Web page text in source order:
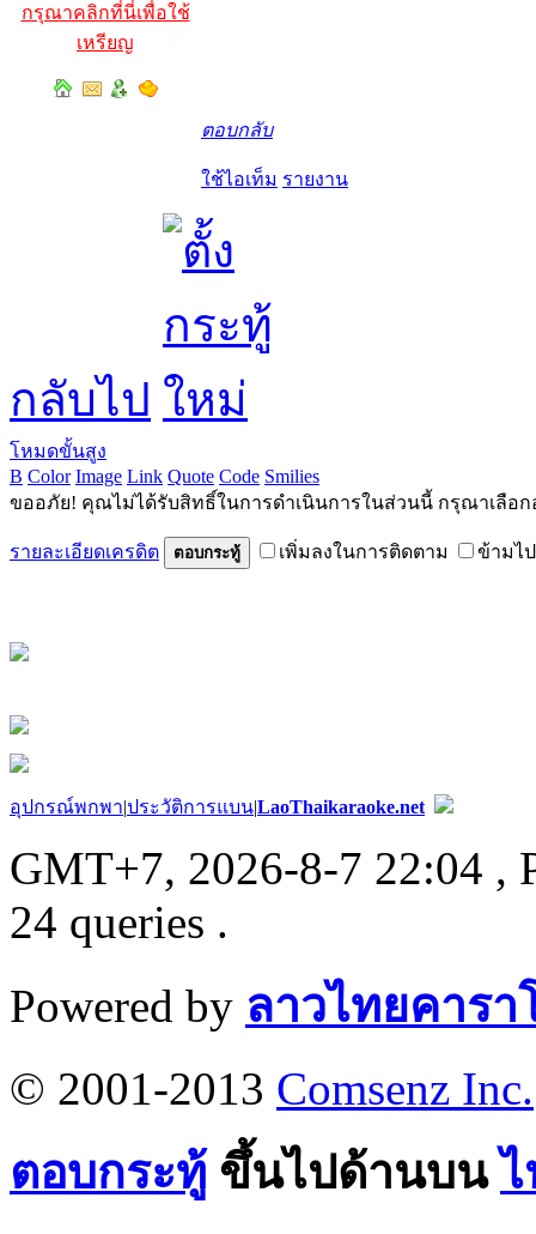
กรุณาคลิกที่นี่เพื่อใช้
เหรียญ
ตอบกลับ
ใช้ไอเท็ม รายงาน
กลับไป
โหมดขั้นสูง
B Color Image Link Quote Code Smilies
ขออภัย! คุณไม่ได้รับสิทธิ์ในการดำเนินการในส่วนนี้ กรุณาเลือก
รายละเอียดเครดิต ตอบกระทู้ เพิ่มลงในการติดตาม ข้ามไ
อุปกรณ์พกพา|ประวัติการแบน|LaoThaikaraoke.net
GMT+7, 2026-8-7 22:04 ,
24 queries .
Powered by ลาวไทยคารา
© 2001-2013 Comsenz Inc.
ตอบกระทู้ ขึ้นไปด้านบน